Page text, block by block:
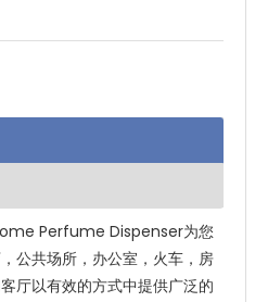
Perfume Dispenser为您
公共场所，办公室，火车，房
厅以有效的方式中提供广泛的